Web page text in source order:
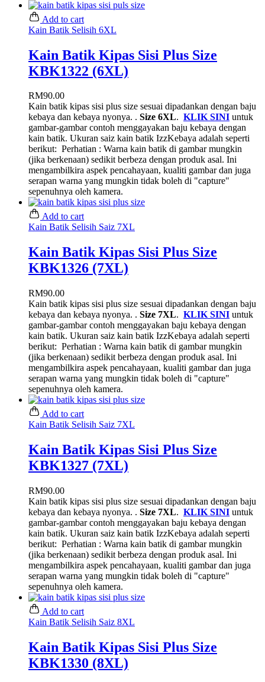
Add to cart
Kain Batik Selisih 6XL
Kain Batik Kipas Sisi Plus Size
KBK1322 (6XL)
RM90.00
Kain batik kipas sisi plus size sesuai dipadankan dengan baju
kebaya dan kebaya nyonya. . Size 6XL. KLIK SINI untuk
gambar-gambar contoh menggayakan baju kebaya dengan
kain batik. Ukuran saiz kain batik IzzKebaya adalah seperti
berikut: Perhatian : Warna kain batik di gambar mungkin
(jika berkenaan) sedikit berbeza dengan produk asal. Ini
mengambilkira aspek pencahayaan, kualiti gambar dan juga
serapan warna yang mungkin tidak boleh di "capture"
sepenuhnya oleh kamera.
Add to cart
Kain Batik Selisih Saiz 7XL
Kain Batik Kipas Sisi Plus Size
KBK1326 (7XL)
RM90.00
Kain batik kipas sisi plus size sesuai dipadankan dengan baju
kebaya dan kebaya nyonya. . Size 7XL. KLIK SINI untuk
gambar-gambar contoh menggayakan baju kebaya dengan
kain batik. Ukuran saiz kain batik IzzKebaya adalah seperti
berikut: Perhatian : Warna kain batik di gambar mungkin
(jika berkenaan) sedikit berbeza dengan produk asal. Ini
mengambilkira aspek pencahayaan, kualiti gambar dan juga
serapan warna yang mungkin tidak boleh di "capture"
sepenuhnya oleh kamera.
Add to cart
Kain Batik Selisih Saiz 7XL
Kain Batik Kipas Sisi Plus Size
KBK1327 (7XL)
RM90.00
Kain batik kipas sisi plus size sesuai dipadankan dengan baju
kebaya dan kebaya nyonya. . Size 7XL. KLIK SINI untuk
gambar-gambar contoh menggayakan baju kebaya dengan
kain batik. Ukuran saiz kain batik IzzKebaya adalah seperti
berikut: Perhatian : Warna kain batik di gambar mungkin
(jika berkenaan) sedikit berbeza dengan produk asal. Ini
mengambilkira aspek pencahayaan, kualiti gambar dan juga
serapan warna yang mungkin tidak boleh di "capture"
sepenuhnya oleh kamera.
Add to cart
Kain Batik Selisih Saiz 8XL
Kain Batik Kipas Sisi Plus Size
KBK1330 (8XL)